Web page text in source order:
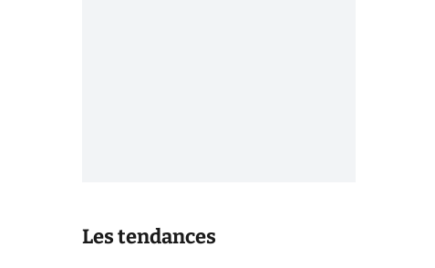
Les tendances